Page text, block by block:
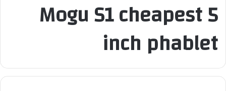
Mogu S1 cheapest 5
inch phablet